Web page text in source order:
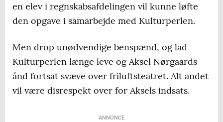
en elev i regnskabsafdelingen vil kunne løfte
den opgave i samarbejde med Kulturperlen.
Men drop unødvendige benspænd, og lad
Kulturperlen længe leve og Aksel Nørgaards
ånd fortsat svæve over friluftsteatret. Alt andet
vil være disrespekt over for Aksels indsats.
ANNONCE